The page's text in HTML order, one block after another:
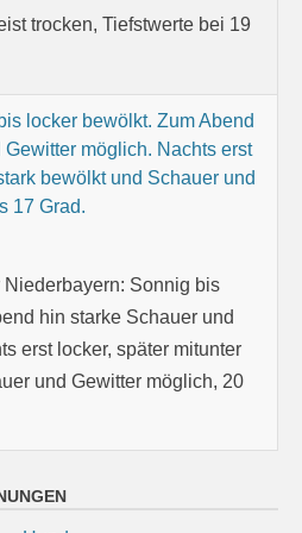
trocken, Tiefstwerte bei 19
locker bewölkt. Zum Abend
möglich. Nachts erst
bewölkt und Schauer und
17 Grad.
Sonnig bis
hin starke Schauer und
erst locker, später mitunter
und Gewitter möglich, 20
Nachts erst